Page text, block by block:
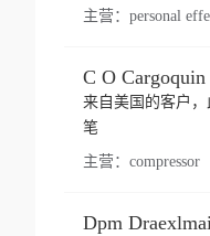
主营：
C O
来自美国的客户
笔
主营： compressor